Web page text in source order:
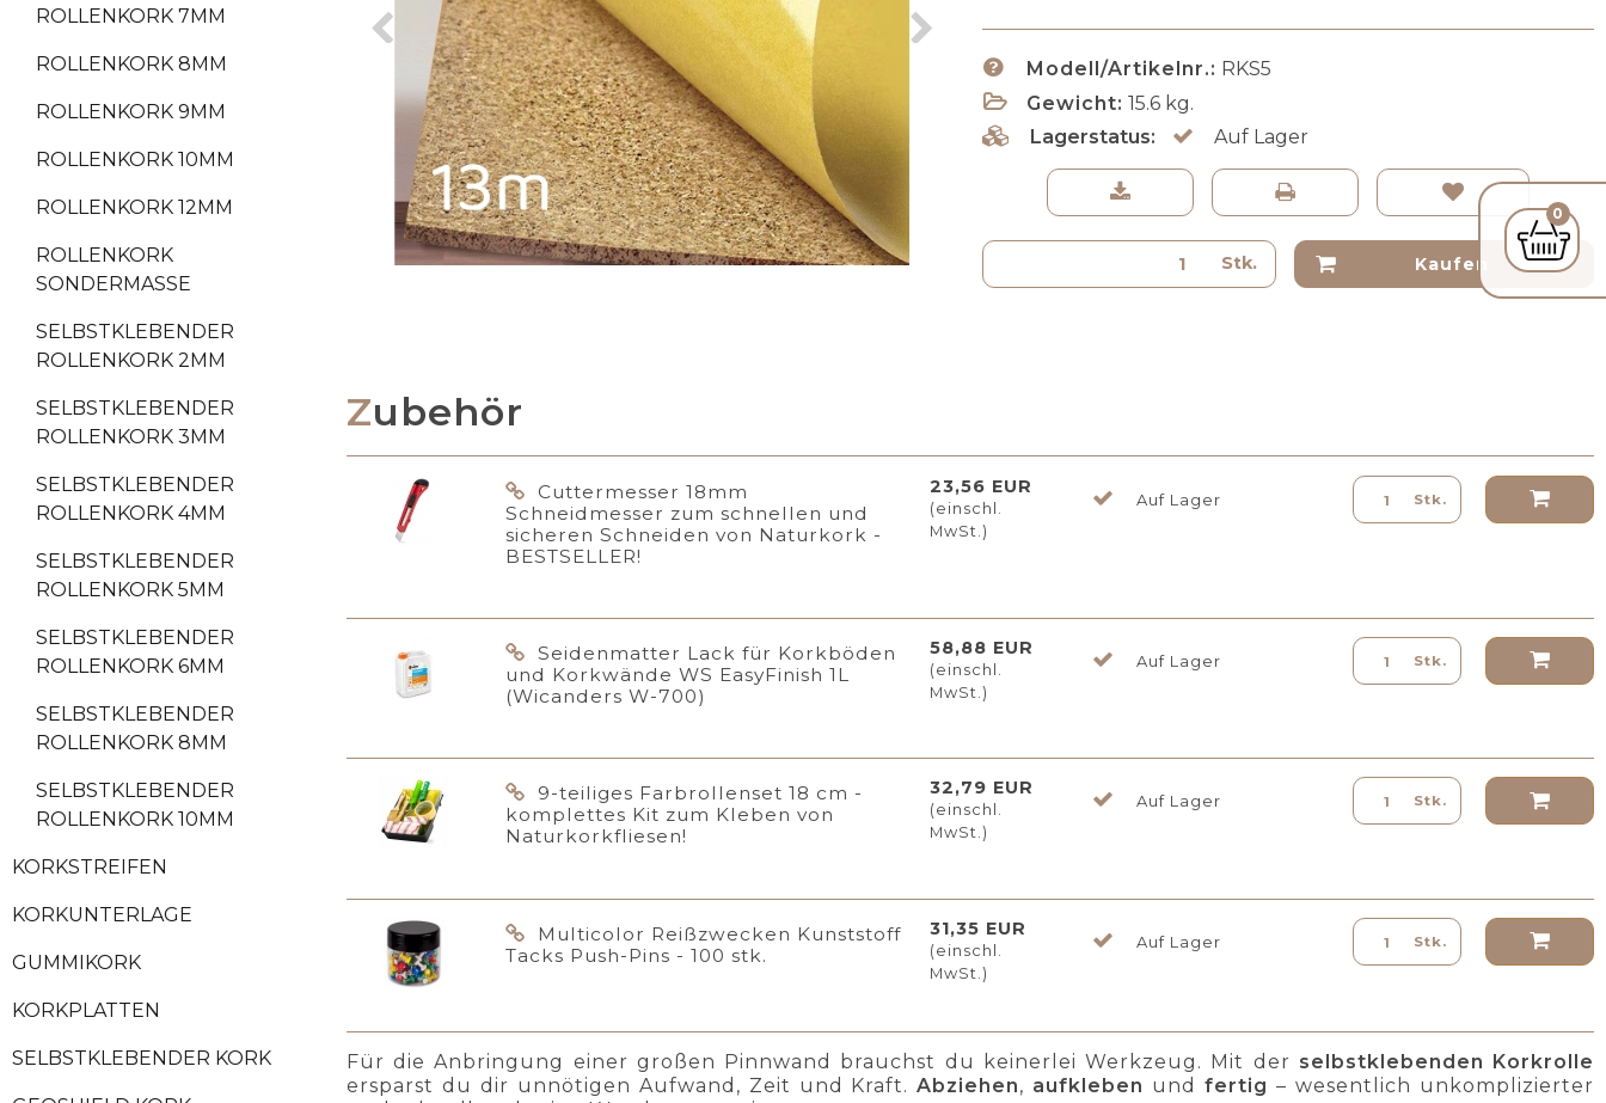
0
ROLLENKORK 7MM
ROLLENKORK 8MM
ROLLENKORK 9MM
ROLLENKORK 10MM
ROLLENKORK 12MM
ROLLENKORK
SONDERMASSE
SELBSTKLEBENDER
ROLLENKORK 2MM
SELBSTKLEBENDER
ROLLENKORK 3MM
SELBSTKLEBENDER
ROLLENKORK 4MM
SELBSTKLEBENDER
ROLLENKORK 5MM
SELBSTKLEBENDER
ROLLENKORK 6MM
SELBSTKLEBENDER
ROLLENKORK 8MM
SELBSTKLEBENDER
ROLLENKORK 10MM
KORKSTREIFEN
KORKUNTERLAGE
GUMMIKORK
KORKPLATTEN
SELBSTKLEBENDER KORK
Modell/Artikelnr.: RKS5
Gewicht: 15.6 kg.
Lagerstatus:
Auf Lager
Stk. Kaufen
Zubehör
Cuttermesser 18mm
Schneidmesser zum schnellen und
sicheren Schneiden von Naturkork -
BESTSELLER!
23,56 EUR
(einschl.
MwSt.)
Auf Lager Stk.
Seidenmatter Lack für Korkböden
und Korkwände WS EasyFinish 1L
(Wicanders W-700)
58,88 EUR
(einschl.
MwSt.)
Auf Lager Stk.
9-teiliges Farbrollenset 18 cm -
komplettes Kit zum Kleben von
Naturkorkfliesen!
32,79 EUR
(einschl.
MwSt.)
Auf Lager Stk.
Multicolor Reißzwecken Kunststoff
Tacks Push-Pins - 100 stk.
31,35 EUR
(einschl.
MwSt.)
Auf Lager Stk.
Für die Anbringung einer großen Pinnwand brauchst du keinerlei Werkzeug. Mit der selbstklebenden Korkrolle
ersparst du dir unnötigen Aufwand, Zeit und Kraft.Abziehen, aufkleben undfertig – wesentlich unkomplizierter